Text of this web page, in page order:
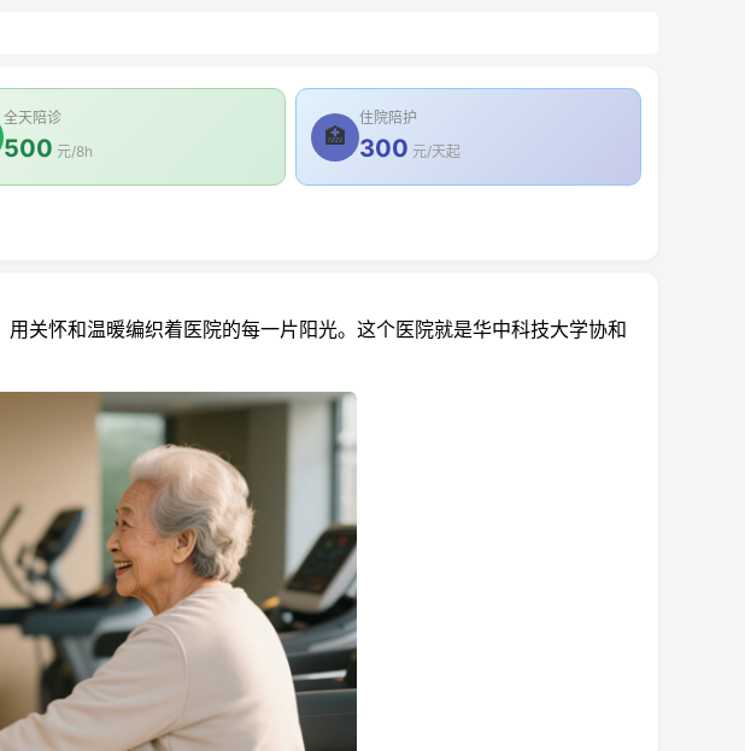
全天陪诊
500 元/8h
🏥
住院陪护
300 元/天起
怀和温暖编织着医院的每一片阳光。这个医院就是华中科技大学协和